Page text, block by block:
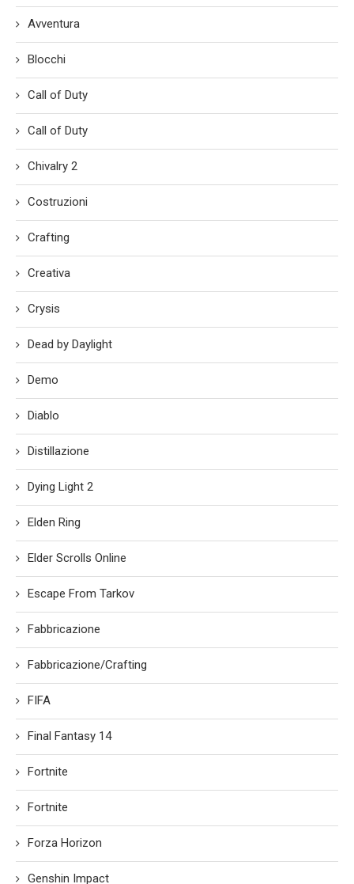
Avventura
Blocchi
Call of Duty
Call of Duty
Chivalry 2
Costruzioni
Crafting
Creativa
Crysis
Dead by Daylight
Demo
Diablo
Distillazione
Dying Light 2
Elden Ring
Elder Scrolls Online
Escape From Tarkov
Fabbricazione
Fabbricazione/Crafting
FIFA
Final Fantasy 14
Fortnite
Fortnite
Forza Horizon
Genshin Impact